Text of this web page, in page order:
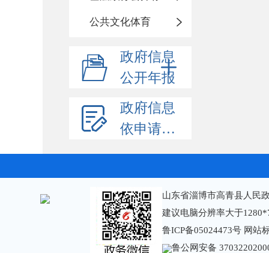
公共文化体育
政府信息
公开年报
政府信息
依申请公开
山东省淄博市高青县人民
建议电脑分辨率大于
鲁ICP备05024473号 网站
鲁公网安备